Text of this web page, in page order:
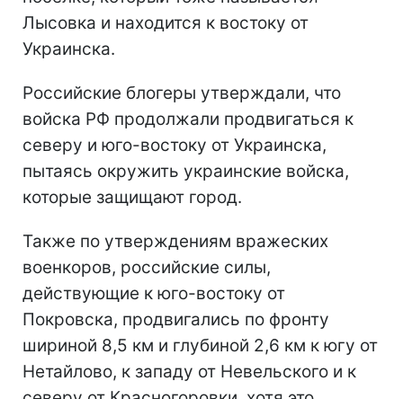
Лысовка и находится к востоку от
Украинска.
Российские блогеры утверждали, что
войска РФ продолжали продвигаться к
северу и юго-востоку от Украинска,
пытаясь окружить украинские войска,
которые защищают город.
Также по утверждениям вражеских
военкоров, российские силы,
действующие к юго-востоку от
Покровска, продвигались по фронту
шириной 8,5 км и глубиной 2,6 км к югу от
Нетайлово, к западу от Невельского и к